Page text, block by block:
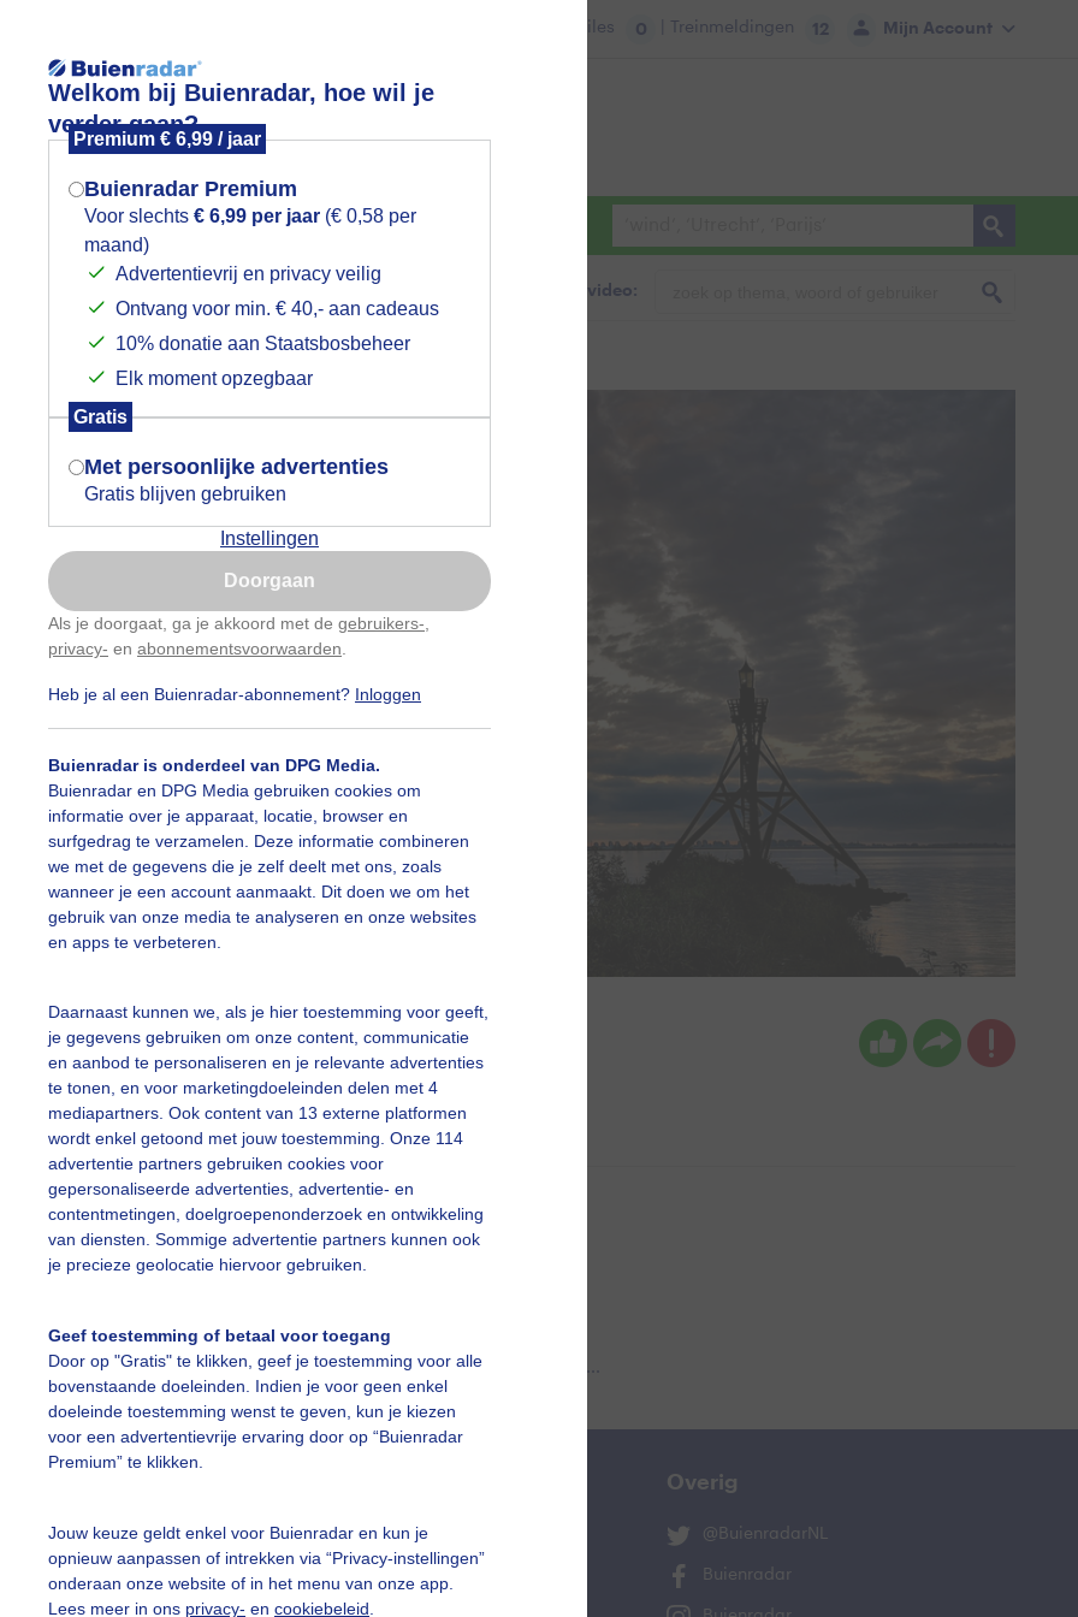
Welkom bij Buienradar, hoe wil je
verder gaan?
Premium € 6,99 / jaar
Buienradar Premium
Voor slechts € 6,99 per jaar (€ 0,58 per
maand)
Advertentievrij en privacy veilig
Ontvang voor min. € 40,- aan cadeaus
10% donatie aan Staatsbosbeheer
Elk moment opzegbaar
Gratis
Met persoonlijke advertenties
Gratis blijven gebruiken
Instellingen
Doorgaan
Als je doorgaat, ga je akkoord met de gebruikers-
privacy- en abonnementsvoorwaarden
Heb je al een Buienradar-abonnement? Inloggen
Buienradar is onderdeel van DPG Media.
Buienradar en DPG Media gebruiken cookies om
informatie over je apparaat, locatie, browser en
surfgedrag te verzamelen. Deze informatie combineren
we met de gegevens die je zelf deelt met ons, zoals
wanneer je een account aanmaakt. Dit doen we om het
gebruik van onze media te analyseren en onze websites
en apps te verbeteren.
Daarnaast kunnen we, als je hier toestemming voor geeft,
je gegevens gebruiken om onze content, communicatie
en aanbod te personaliseren en je relevante advertenties
te tonen, en voor marketingdoeleinden delen met 4
mediapartners. Ook content van 13 externe platformen
wordt enkel getoond met jouw toestemming. Onze 114
advertentie partners gebruiken cookies voor
gepersonaliseerde advertenties, advertentie- en
contentmetingen, doelgroepenonderzoek en ontwikkeling
van diensten. Sommige advertentie partners kunnen ook
je precieze geolocatie hiervoor gebruiken.
Geef toestemming of betaal voor toegang
Door op "Gratis" te klikken, geef je toestemming voor alle
bovenstaande doeleinden. Indien je voor geen enkel
doeleinde toestemming wenst te geven, kun je kiezen
voor een advertentievrije ervaring door op “Buienradar
Premium” te klikken.
Jouw keuze geldt enkel voor Buienradar en kun je
opnieuw aanpassen of intrekken via “Privacy-instellingen”
onderaan onze website of in het menu van onze app.
Lees meer in ons privacy- en cookiebeleid
Mijn Account
Files 0 | Treinmeldingen 12
Foto en video Weerzine
Zoeken in foto & video:
Ger Zandbergen Gemaakt: 04-08-2025, 38x bekeken
Wolken Zonsopkomst
slideshow
Een moment geduld aub...
vragen
De Bilt
Overig
@BuienradarNL
Buienradar
Mogen we je locatie gebruiken voor
het weer?
Indien je hier nog geen akkoord op hebt
gegeven, verschijnt er zo een pop-up uit
je browser waarin deze toestemming
gevraagd wordt.
Is goed, toon de popup
Nu niet, misschien later
Gebruik je Safari en wil je niet elke dag deze pop-up
Klikhierom dit aan te passen